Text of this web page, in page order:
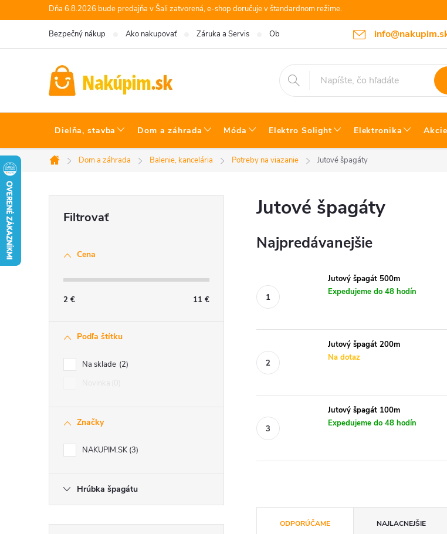
na
Dňa 6.8.2026 bude predajňa v Šali zatvorená, e-shop doručuje v štandardnom režime.
Bezpečný nákup Ako nakupovať Záruka a Servis Obchodné podmienky Platby a Doprava
Dielňa, stavba Dom a záhrada Móda Elektro Solight Elektronika Akcie
Domov
Dom a záhrada Balenie, kancelária Potreby na viazanie Jutové špagáty
Cena
2 € 11 €
Podľa štítku
Na sklade 2
Značky
NAKUPIM.SK 3
Hrúbka špagátu
Jutové špagáty
Najpredávanejšie
Jutový špagát 500m
Expedujeme do 48 hodín
Jutový špagát 200m
Na dotaz
Jutový špagát 100m
Expedujeme do 48 hodín
ODPORÚČAME NAJLACNEJŠIE